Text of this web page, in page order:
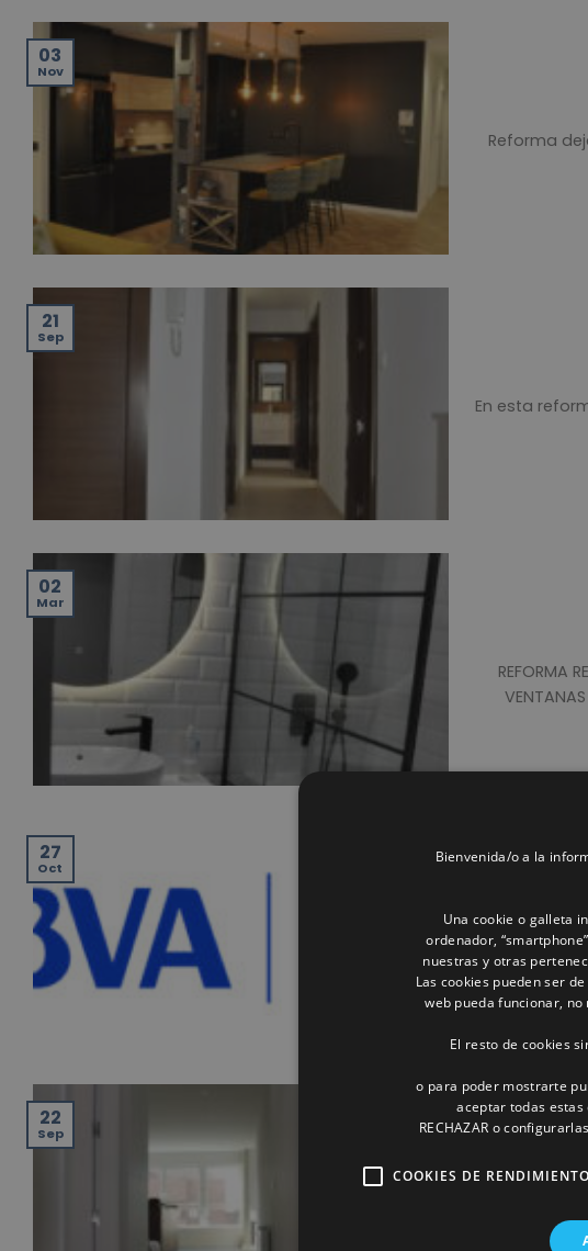
Reforma
03
Nov
En esta
21
Sep
REFORMA
02
Mar
27
Oct
22
Sep
Bienvenida/o a la
Una cookie o galleta
ordenador,
nuestras y otras
Las cookies pueden ser
web pueda funcionar,
El resto de cookies
o para poder mostrarte
aceptar todas estas
RECHAZAR o
COOKIES DE RENDIMIENTO